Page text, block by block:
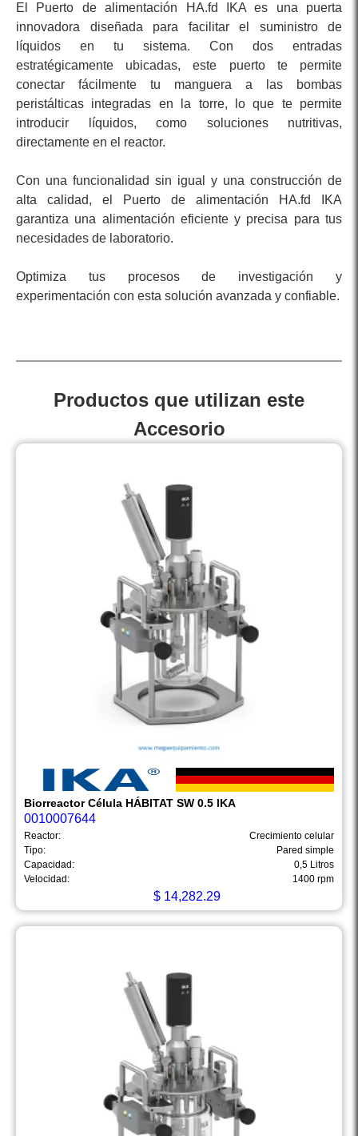
El Puerto de alimentación HA.fd IKA es una puerta
innovadora diseñada para facilitar el suministro de
líquidos en tu sistema. Con dos entradas
estratégicamente ubicadas, este puerto te permite
conectar fácilmente tu manguera a las bombas
peristálticas integradas en la torre, lo que te permite
introducir líquidos, como soluciones nutritivas,
directamente en el reactor.
Con una funcionalidad sin igual y una construcción de
alta calidad, el Puerto de alimentación HA.fd IKA
garantiza una alimentación eficiente y precisa para tus
necesidades de laboratorio.
Optimiza tus procesos de investigación y
experimentación con esta solución avanzada y confiable.
Productos que utilizan este
Accesorio
Biorreactor Célula HÁBITAT SW 0.5 IKA
0010007644
Reactor:
Crecimiento celular
Tipo:
Pared simple
Capacidad:
0,5 Litros
Velocidad:
1400 rpm
$ 14,282.29